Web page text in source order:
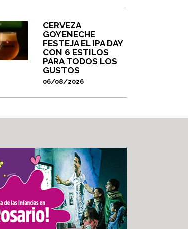
CERVEZA
GOYENECHE
FESTEJA EL IPA DAY
CON 6 ESTILOS
PARA TODOS LOS
GUSTOS
06/08/2026